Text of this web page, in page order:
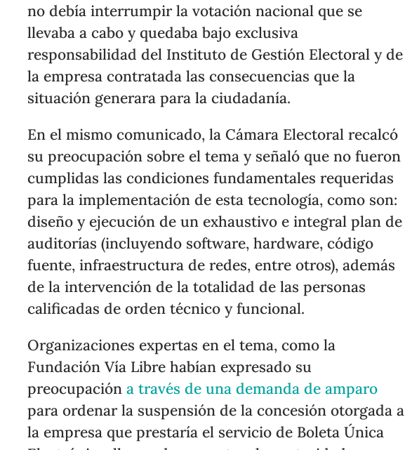
no debía interrumpir la votación nacional que se
llevaba a cabo y quedaba bajo exclusiva
responsabilidad del Instituto de Gestión Electoral y de
la empresa contratada las consecuencias que la
situación generara para la ciudadanía.
En el mismo comunicado, la Cámara Electoral recalcó
su preocupación sobre el tema y señaló que no fueron
cumplidas las condiciones fundamentales requeridas
para la implementación de esta tecnología, como son:
diseño y ejecución de un exhaustivo e integral plan de
auditorías (incluyendo software, hardware, código
fuente, infraestructura de redes, entre otros), además
de la intervención de la totalidad de las personas
calificadas de orden técnico y funcional.
Organizaciones expertas en el tema, como la
Fundación Vía Libre habían expresado su
preocupacióna través de una demanda de amparo
para ordenar la suspensión de la concesión otorgada a
la empresa que prestaría el servicio de Boleta Única